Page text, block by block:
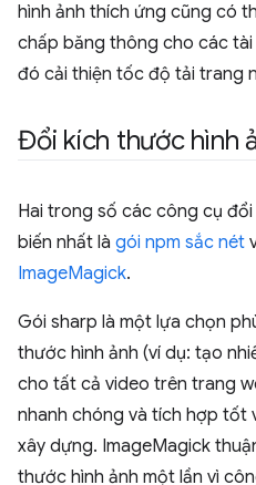
hình ảnh thích ứng cũng có
chấp băng thông cho các
đó cải thiện tốc độ tải trang
Đổi kích thước hình
Hai trong số các công cụ
biến nhất là gói npm sắc nét
ImageMagick.
Gói sharp là một lựa chọn
thước hình ảnh (ví dụ: tạo
cho tất cả video trên trang
nhanh chóng và tích hợp tốt
xây dựng. ImageMagick
thước hình ảnh một lần vì